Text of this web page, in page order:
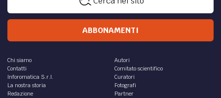
ABBONAMENTI
Chi siamo
Contatti
Inforomatica S.r.l.
La nostra storia
Redazione
Autori
Comitato scientifico
Curatori
Fotografi
Partner